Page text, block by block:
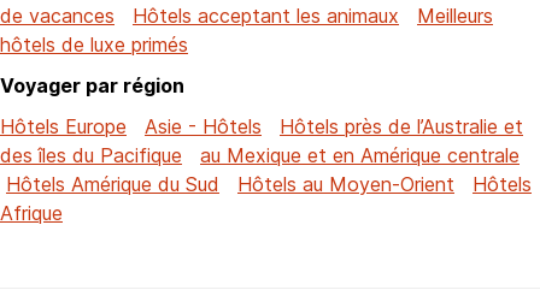
de vacances
Hôtels acceptant les animaux
Meilleurs
hôtels de luxe primés
Voyager par région
Hôtels Europe
Asie - Hôtels
Hôtels près de l’Australie et
des îles du Pacifique
au Mexique et en Amérique centrale
Hôtels Amérique du Sud
Hôtels au Moyen-Orient
Hôtels
Afrique